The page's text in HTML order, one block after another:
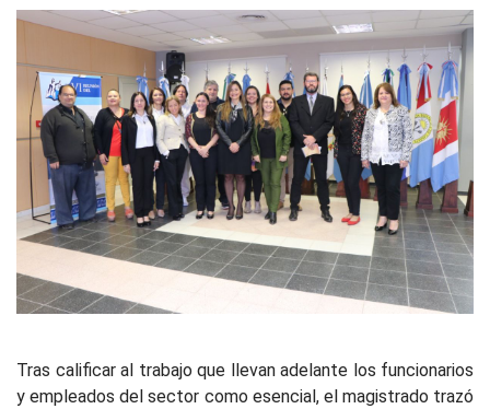
Tras calificar al trabajo que llevan adelante los funcionarios
y empleados del sector como esencial, el magistrado trazó